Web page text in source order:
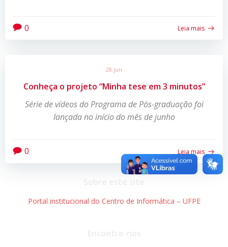
0 Leia mais
28 jun
Conheça o projeto “Minha tese em 3 minutos”
Série de vídeos do Programa de Pós-graduação foi
lançada no início do mês de junho
0 Leia mais
Portal institucional do Centro de Informática – UFPE